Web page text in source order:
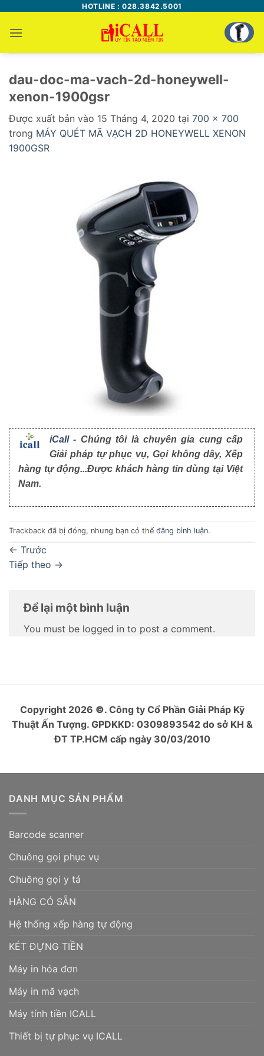
nội
dung
HOTLINE : 028.3842.5001
dau-doc-ma-vach-2d-honeywell-
xenon-1900gsr
Được xuất bản vào 15 Tháng 4, 2020 tại 700 × 700
trong MÁY QUÉT MÃ VẠCH 2D HONEYWELL XENON
1900GSR
iCall- Chúng tôi là chuyên gia cung cấp
Giải pháp tự phục vụ, Gọi không dây, Xếp
hàng tự động...Được khách hàng tin dùng tại Việt
Nam.
Trackback đã bị đóng, nhưng bạn có thể đăng bình luận.
← Trước
Tiếp theo →
Để lại một bình luận
You must be logged in to post a comment.
Copyright 2026 ©. Công ty Cổ Phần Giải Pháp Kỹ
Thuật Ấn Tượng. GPDKKD: 0309893542 do sở KH &
ĐT TP.HCM cấp ngày 30/03/2010
DANH MỤC SẢN PHẨM
Barcode scanner
Chuông gọi phục vụ
Chuông gọi y tá
HÀNG CÓ SẴN
Hệ thống xếp hàng tự động
KÉT ĐỰNG TIỀN
Máy in hóa đơn
Máy in mã vạch
Máy tính tiền ICALL
Thiết bị tự phục vụ ICALL